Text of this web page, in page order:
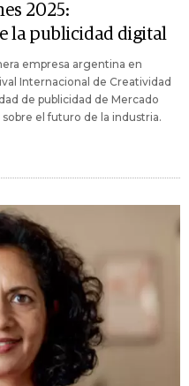
2025:
la publicidad digital
empresa argentina en
Internacional de Creatividad
de publicidad de Mercado
el futuro de la industria.